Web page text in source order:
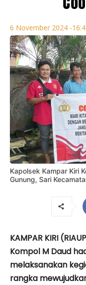
6 November 2024 -
Kapolsek Kampar Kiri
Gunung, Sari
KAMPAR KIRI
Kompol M Daud
melaksanakan
rangka